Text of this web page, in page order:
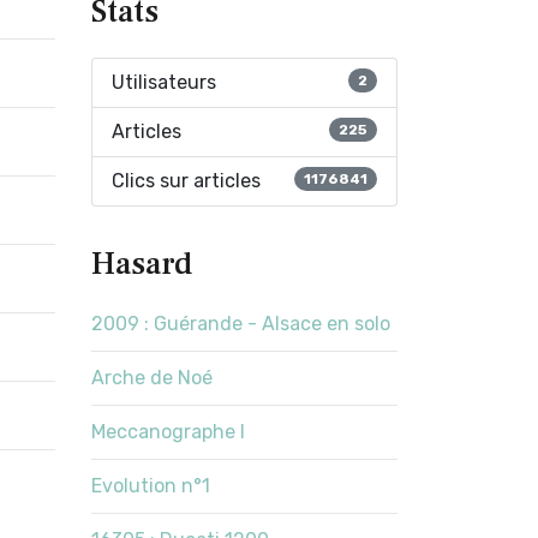
Stats
Utilisateurs 2
Articles 225
Clics sur articles 1176841
Hasard
2009 : Guérande - Alsace en solo
Arche de Noé
Meccanographe I
Evolution n°1